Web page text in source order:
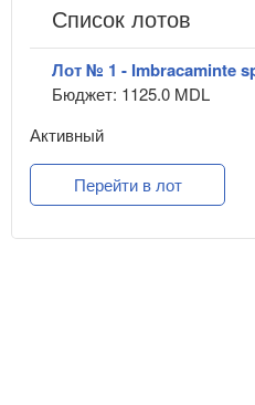
Список лотов
Лот № 1 - Imbracaminte
Бюджет: 1125.0 MDL
Активный
Перейти в лот